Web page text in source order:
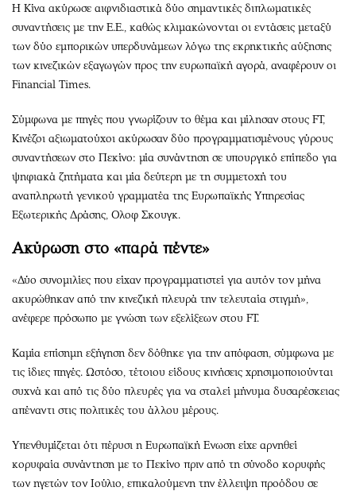
Βιβλίο
Χειρόγραφα
Προσωπικότητες στην ''Κ''
Επιστολές
Η Κίνα ακύρωσε αιφνιδιαστικά δύο σημαντικές διπλωματικές
συναντήσεις με την Ε.Ε., καθώς κλιμακώνονται οι εντάσεις μεταξύ
των δύο εμπορικών υπερδυνάμεων λόγω της εκρηκτικής αύξησης
των κινεζικών εξαγωγών προς την ευρωπαϊκή αγορά, αναφέρουν οι
Financial Times.
Σύμφωνα με πηγές που γνωρίζουν το θέμα και μίλησαν στους FT,
Κινέζοι αξιωματούχοι ακύρωσαν δύο προγραμματισμένους γύρους
συναντήσεων στο Πεκίνο: μία συνάντηση σε υπουργικό επίπεδο για
ψηφιακά ζητήματα και μία δεύτερη με τη συμμετοχή του
αναπληρωτή γενικού γραμματέα της Ευρωπαϊκής Υπηρεσίας
Εξωτερικής Δράσης, Ολοφ Σκουγκ.
Ακύρωση στο «παρά πέντε»
«Δύο συνομιλίες που είχαν προγραμματιστεί για αυτόν τον μήνα
ακυρώθηκαν από την κινεζική πλευρά την τελευταία στιγμή»,
ανέφερε πρόσωπο με γνώση των εξελίξεων στου FT.
Καμία επίσημη εξήγηση δεν δόθηκε για την απόφαση, σύμφωνα με
τις ίδιες πηγές. Ωστόσο, τέτοιου είδους κινήσεις χρησιμοποιούνται
συχνά και από τις δύο πλευρές για να σταλεί μήνυμα δυσαρέσκειας
απέναντι στις πολιτικές του άλλου μέρους.
Υπενθυμίζεται ότι πέρυσι η Ευρωπαϊκή Ενωση είχε αρνηθεί
κορυφαία συνάντηση με το Πεκίνο πριν από τη σύνοδο κορυφής
των ηγετών τον Ιούλιο, επικαλούμενη την έλλειψη προόδου σε